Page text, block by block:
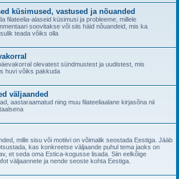
küsimused, vastused ja nõuanded
filateelia-alaseid küsimusi ja probleeme, millele
soovitakse või siis häid nõuandeid, mis ka
teada võiks olla
olevatest sündmustest ja uudistest, mis
huvi võiks pakkuda
väljaanded
aastaraamatud ning muu filateeliaalane kirjasõna nii
mille sisu või motiivi on võimalik seostada Eestiga. Jääb
kas konkreetse väljaande puhul tema jaoks on
et seda oma Estica-kogusse lisada. Siin eelkõige
väljaannete ja nende seoste kohta Eestiga.